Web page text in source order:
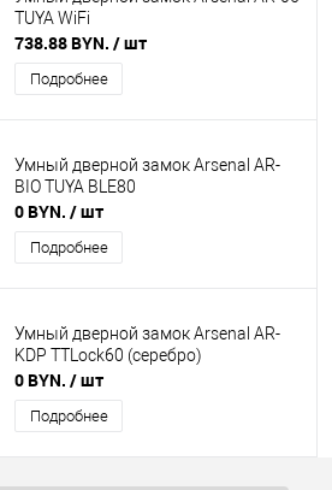
TUYA WiFi
738.88 BYN. / шт
Подробнее
Умный дверной замок Arsenal AR-
BIO TUYA BLE80
0 BYN. / шт
Подробнее
Умный дверной замок Arsenal AR-
KDP TTLock60 (серебро)
0 BYN. / шт
Подробнее